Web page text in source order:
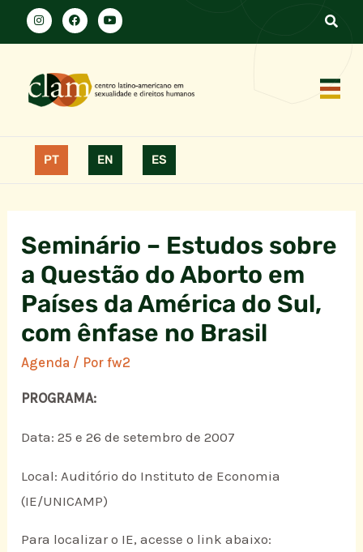
PT EN ES
Seminário – Estudos sobre
a Questão do Aborto em
Países da América do Sul,
com ênfase no Brasil
Agenda / Porfw2
PROGRAMA:
Data: 25 e 26 de setembro de 2007
Local: Auditório do Instituto de Economia
(IE/UNICAMP)
Para localizar o IE, acesse o link abaixo: